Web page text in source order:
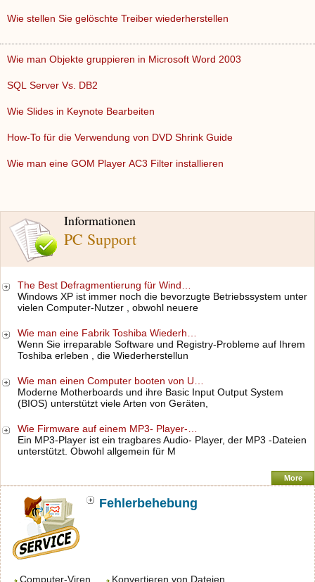
Informationen
PC Support
The Best Defragmentierung für Wind…
Windows XP ist immer noch die bevorzugte Betriebssystem unter
vielen Computer-Nutzer , obwohl neuere
Wie man eine Fabrik Toshiba Wiederh…
Wenn Sie irreparable Software und Registry-Probleme auf Ihrem
Toshiba erleben , die Wiederherstellun
Wie man einen Computer booten von U…
Moderne Motherboards und ihre Basic Input Output System
(BIOS) unterstützt viele Arten von Geräten,
Wie Firmware auf einem MP3- Player-…
Ein MP3-Player ist ein tragbares Audio- Player, der MP3 -Dateien
unterstützt. Obwohl allgemein für M
More
Fehlerbehebung
Computer-Viren Konvertieren von Dateien
Wie stellen Sie gelöschte Treiber wiederherstellen
Wie man Objekte gruppieren in Microsoft Word 2003
SQL Server Vs. DB2
Wie Slides in Keynote Bearbeiten
How-To für die Verwendung von DVD Shrink Guide
Wie man eine GOM Player AC3 Filter installieren